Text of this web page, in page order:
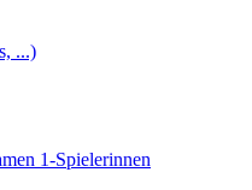
...)
1-Spielerinnen